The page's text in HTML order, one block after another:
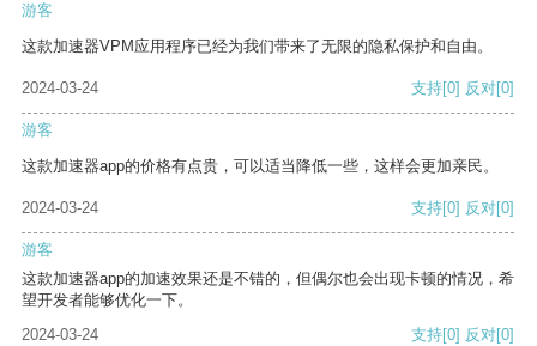
游客
这款加速器VPM应用程序已经为我们带来了无限的隐私保护和自由。
2024-03-24 支持[0] 反对[0]
游客
这款加速器app的价格有点贵，可以适当降低一些，这样会更加亲民。
2024-03-24 支持[0] 反对[0]
游客
这款加速器app的加速效果还是不错的，但偶尔也会出现卡顿的情况，希
望开发者能够优化一下。
2024-03-24
支持[0] 反对[0]